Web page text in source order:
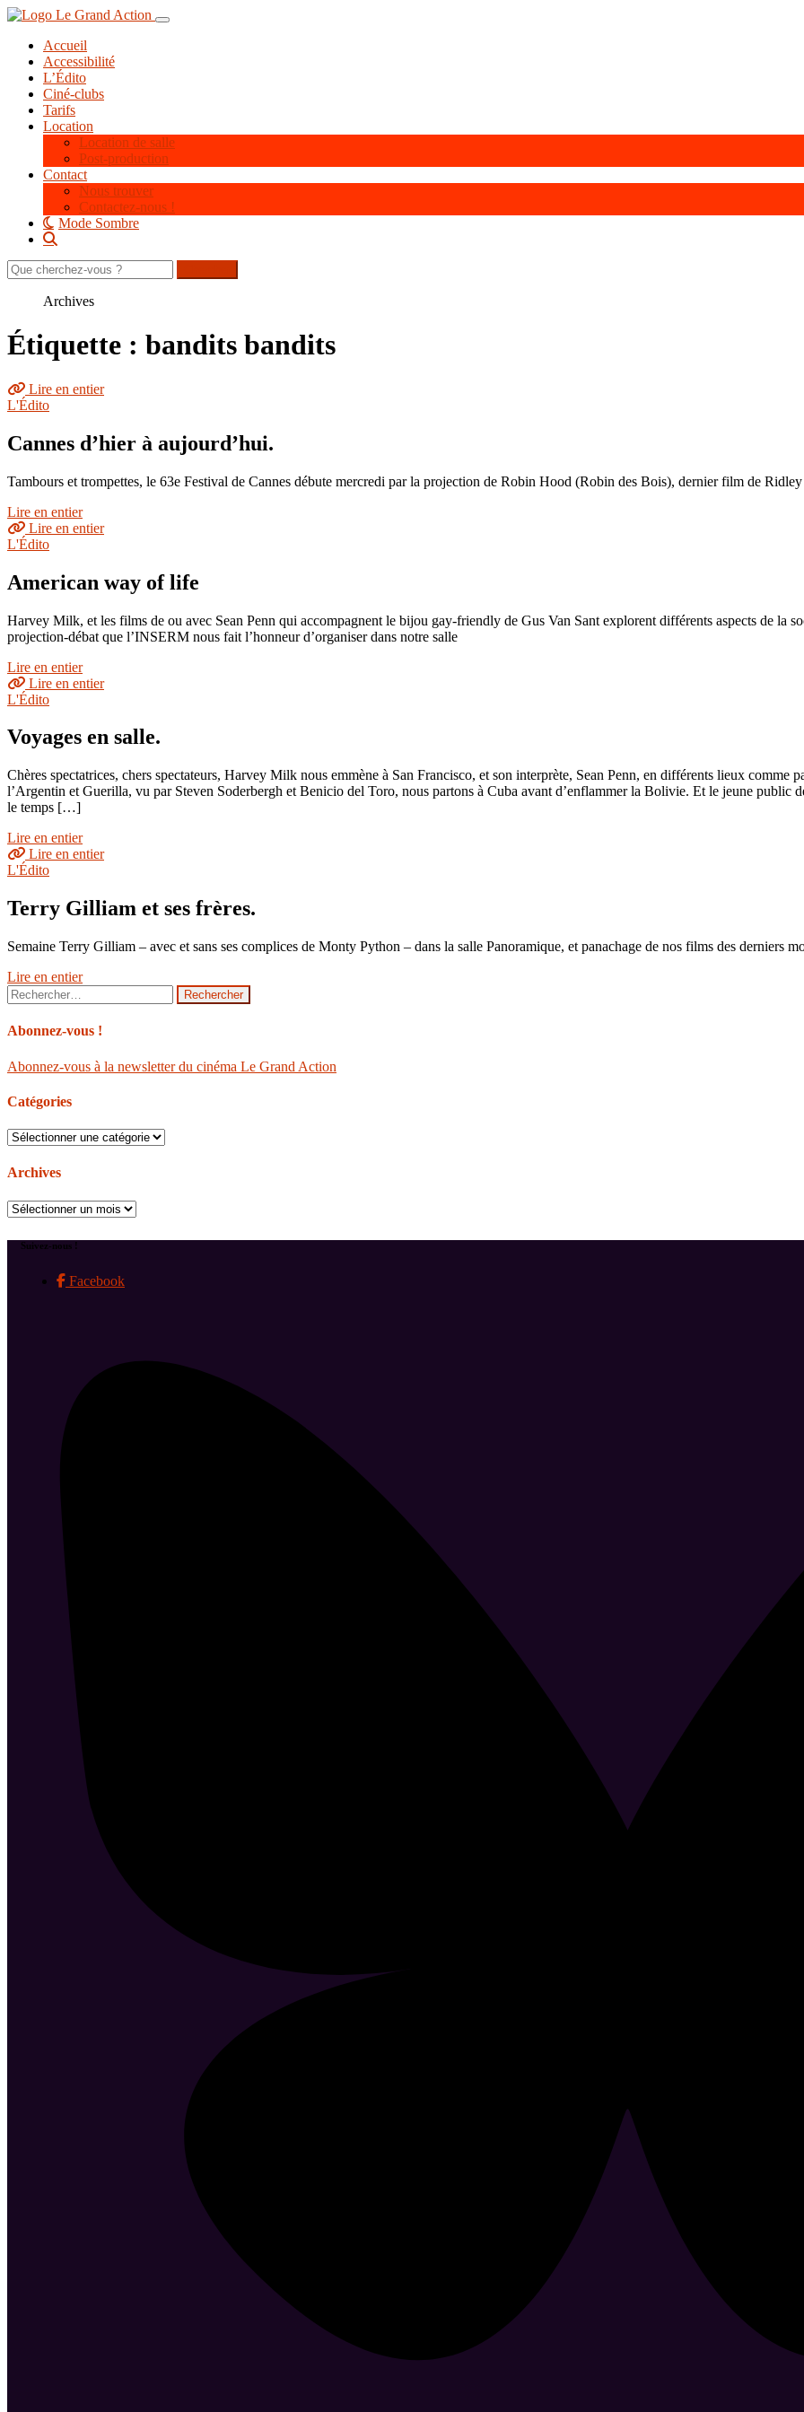
Aller
contenu
principal
Toggle navigation
Accueil
Accessibilité
L’Édito
Ciné-clubs
Tarifs
Location
Location de salle
Post-production
Contact
Nous trouver
Contactez-nous !
Mode Sombre
Rechercher
sur
Archives
Étiquette : bandits bandits
Lire en entier
L'Édito
Cannes d’hier à aujourd’hui.
Tambours et trompettes, le 63e Festival de Cannes débute mercredi par la projection de Robin Hood (Robin des Bois), dernier film de
Lire en entier
Lire en entier
L'Édito
American way of life
Harvey Milk, et les films de ou avec Sean Penn qui accompagnent le bijou gay-friendly de Gus Van Sant explorent différents aspects de la
projection-débat que l’INSERM nous fait l’honneur d’organiser dans notre salle
Lire en entier
Lire en entier
L'Édito
Voyages en salle.
Chères spectatrices, chers spectateurs, Harvey Milk nous emmène à San Francisco, et son interprète, Sean Penn, en différents lieux comme
l’Argentin et Guerilla, vu par Steven Soderbergh et Benicio del Toro, nous partons à Cuba avant d’enflammer la Bolivie. Et le jeune public
le temps […]
Lire en entier
Lire en entier
L'Édito
Terry Gilliam et ses frères.
Semaine Terry Gilliam – avec et sans ses complices de Monty Python – dans la salle Panoramique, et panachage de nos films des derniers
Lire en entier
Rechercher :
Abonnez-vous !
Abonnez-vous à la newsletter du cinéma Le Grand Action
Catégories
Catégories
Archives
Archives
Suivez-nous !
Facebook